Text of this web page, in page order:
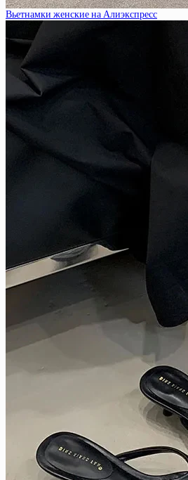
Вьетнамки женские на Алиэкспресс